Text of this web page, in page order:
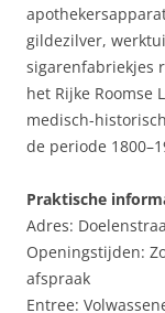
gildezilver,
sigarenfabriekjes
het Rijke Roomse
medisch-
de periode
Praktische
Adres:
Openingstijden:
afspraak
Entree: